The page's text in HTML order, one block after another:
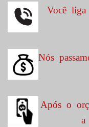
Você
Nós
Após o
a